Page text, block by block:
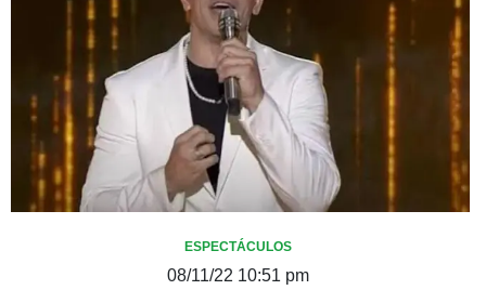
ESPECTÁCULOS
08/11/22 10:51 pm